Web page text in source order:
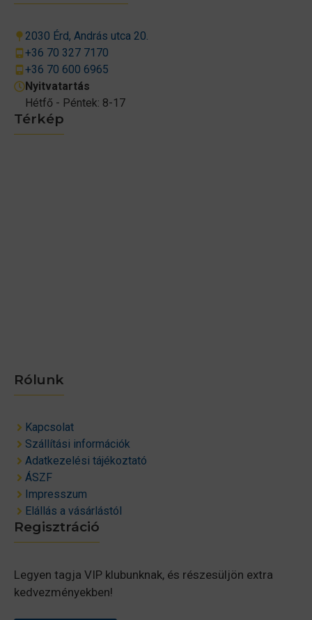
Térkép
Rólunk
Kapcsolat
Szállítási információk
Adatkezelési tájékoztató
ÁSZF
Impresszum
Elállás a vásárlástól
2030 Érd, András utca 20.
+36 70 327 7170
+36 70 600 6965
Nyitvatartás
Hétfő - Péntek: 8-17
Regisztráció
Legyen tagja VIP klubunknak, és részesüljön extra
kedvezményekben!